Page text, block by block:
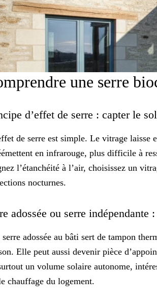
une serre
d’effet de serre : capter le
de serre est simple. Le vitrage laisse
en infrarouge, plus difficile à
l’étanchéité à l’air, choisissez un
nocturnes.
adossée ou serre
adossée au bâti sert de tampon
Elle peut aussi devenir pièce
un volume solaire autonome,
chauffage du logement.